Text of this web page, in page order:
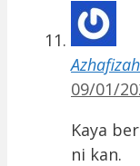
09/01/
Kaya
ni kan.